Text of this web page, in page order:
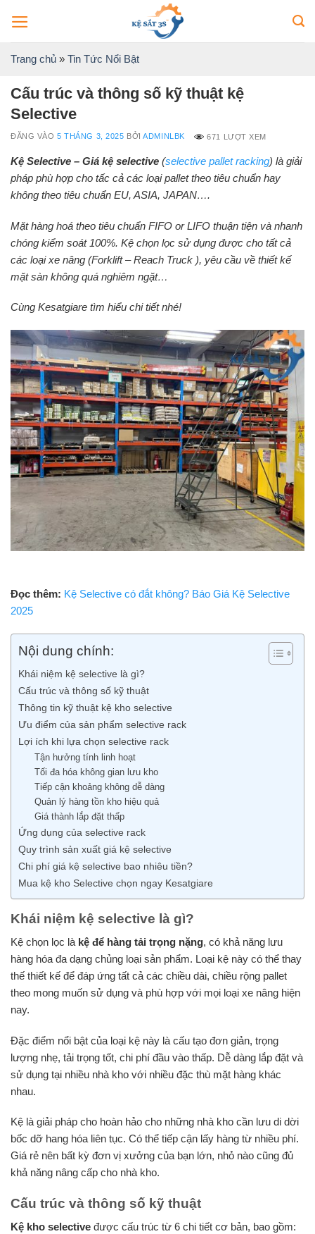
qua
nội
dungTrang chủ » Tin Tức Nổi Bật
Cấu trúc và thông số kỹ thuật kệ
Selective
ĐĂNG VÀO5 THÁNG 3, 2025 BỞIADMINLBK 671 LƯỢT XEM
Kệ Selective – Giá kệ selective (selective pallet racking) là giải
pháp phù hợp cho tấc cả các loại pallet theo tiêu chuẩn hay
không theo tiêu chuẩn EU, ASIA, JAPAN….
Mặt hàng hoá theo tiêu chuẩn FIFO or LIFO thuận tiện và nhanh
chóng kiểm soát 100%. Kệ chọn lọc sử dụng được cho tất cả
các loại xe nâng (Forklift – Reach Truck ), yêu cầu về thiết kế
mặt sàn không quá nghiêm ngặt…
Cùng Kesatgiare tìm hiểu chi tiết nhé!
Đọc thêm: Kệ Selective có đắt không? Báo Giá Kệ Selective
2025
Nội dung chính:
Khái niệm kệ selective là gì?
Cấu trúc và thông số kỹ thuật
Thông tin kỹ thuật kệ kho selective
Ưu điểm của sản phẩm selective rack
Lợi ích khi lựa chọn selective rack
Tận hưởng tính linh hoạt
Tối đa hóa không gian lưu kho
Tiếp cận khoảng không dễ dàng
Quản lý hàng tồn kho hiệu quả
Giá thành lắp đặt thấp
Ứng dụng của selective rack
Quy trình sản xuất giá kệ selective
Chi phí giá kệ selective bao nhiêu tiền?
Mua kệ kho Selective chọn ngay Kesatgiare
Khái niệm kệ selective là gì?
Kệ chọn lọc là kệ để hàng tải trọng nặng, có khả năng lưu
hàng hóa đa dạng chủng loại sản phẩm. Loại kệ này có thể thay
thế thiết kế để đáp ứng tất cả các chiều dài, chiều rộng pallet
theo mong muốn sử dụng và phù hợp với mọi loại xe nâng hiện
nay.
Đặc điểm nổi bật của loại kệ này là cấu tạo đơn giản, trọng
lượng nhẹ, tải trọng tốt, chi phí đầu vào thấp. Dễ dàng lắp đặt và
sử dụng tại nhiều nhà kho với nhiều đặc thù mặt hàng khác
nhau.
Kệ là giải pháp cho hoàn hảo cho những nhà kho cần lưu di dời
bốc dỡ hang hóa liên tục. Có thể tiếp cận lấy hàng từ nhiều phí.
Giá rẻ nên bất kỳ đơn vị xưởng của bạn lớn, nhỏ nào cũng đủ
khả năng nâng cấp cho nhà kho.
Cấu trúc và thông số kỹ thuật
Kệ kho selective được cấu trúc từ 6 chi tiết cơ bản, bao gồm: